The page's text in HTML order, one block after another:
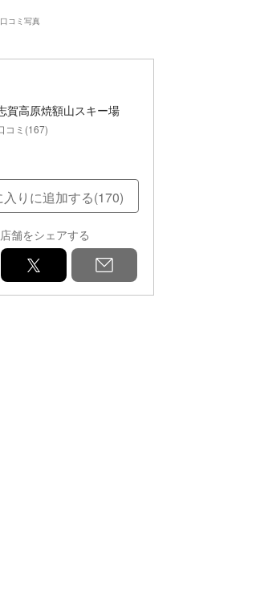
コミ写真
賀高原焼額山スキー場
コミ(167)
入りに追加する(170)
舗をシェアする
facebook